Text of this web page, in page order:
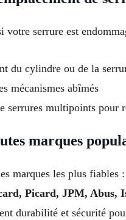
votre serrure est
du cylindre ou de la
mécanismes abîmés
serrures multipoints pour
marques
marques les plus fiables :
Picard, JPM,
durabilité et sécurité